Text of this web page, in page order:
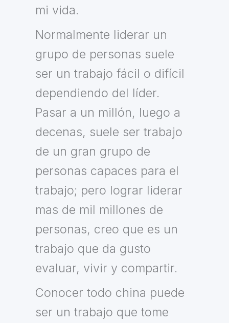
mi vida.
Normalmente liderar un
grupo de personas suele
ser un trabajo fácil o difícil
dependiendo del líder.
Pasar a un millón, luego a
decenas, suele ser trabajo
de un gran grupo de
personas capaces para el
trabajo; pero lograr liderar
mas de mil millones de
personas, creo que es un
trabajo que da gusto
evaluar, vivir y compartir.
Conocer todo china puede
ser un trabajo que tome